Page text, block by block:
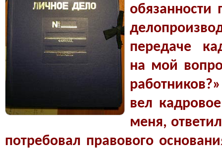
передаче
на мой
вел
меня,
потребовал правового